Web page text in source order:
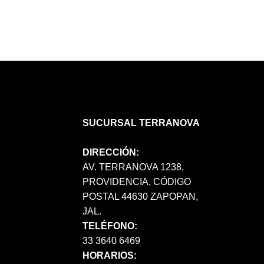
SUCURSAL TERRANOVA
DIRECCIÓN:
AV. TERRANOVA 1238,
PROVIDENCIA, CÓDIGO
POSTAL 44630 ZAPOPAN,
JAL.
TELÉFONO:
33 3640 6469
HORARIOS: